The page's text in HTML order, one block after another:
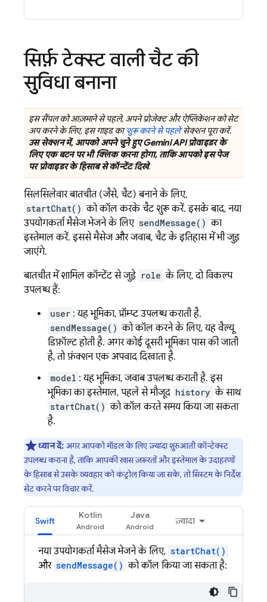
सिर्फ़ टेक्स्ट वाली चैट की
सुविधा बनाना
इस सैंपल को आज़माने से पहले, अपने प्रोजेक्ट और ऐप्लिकेशन को सेट
अप करने के लिए, इस गाइड का'शुरू करने से पहले'सेक्शन पूरा करें.
उस सेक्शन में, आपको अपने चुने हुएGemini APIप्रोवाइडर के
लिए एक बटन पर भी क्लिक करना होगा, ताकि आपको इस पेज
पर प्रोवाइडर के हिसाब से कॉन्टेंट दिखे.
सिलसिलेवार बातचीत (जैसे, चैट) बनाने के लिए,
startChat() को कॉल करके चैट शुरू करें. इसके बाद, नया
उपयोगकर्ता मैसेज भेजने के लिए sendMessage() का
इस्तेमाल करें. इससे मैसेज और जवाब, चैट के इतिहास में भी जुड़
जाएंगे.
बातचीत में शामिल कॉन्टेंट से जुड़े role के लिए, दो विकल्प
उपलब्ध हैं:
user : यह भूमिका, प्रॉम्प्ट उपलब्ध कराती है.
sendMessage() को कॉल करने के लिए, यह वैल्यू
डिफ़ॉल्ट होती है. अगर कोई दूसरी भूमिका पास की जाती
है, तो फ़ंक्शन एक अपवाद दिखाता है.
model : यह भूमिका, जवाब उपलब्ध कराती है. इस
भूमिका का इस्तेमाल, पहले से मौजूद history के साथ
startChat() को कॉल करते समय किया जा सकता
है.
ध्यान दें: अगर आपको मॉडल के लिए ज़्यादा शुरुआती कॉन्टेक्स्ट
उपलब्ध कराना है, ताकि आपकी खास ज़रूरतों और इस्तेमाल के उदाहरणों
के हिसाब से उसके व्यवहार को कंट्रोल किया जा सके, तो सिस्टम के निर्देश
सेट करने पर विचार करें.
Swift
Kotlin Java
ज़्यादा
नया उपयोगकर्ता मैसेज भेजने के लिए, startChat()
और sendMessage() को कॉल किया जा सकता है: